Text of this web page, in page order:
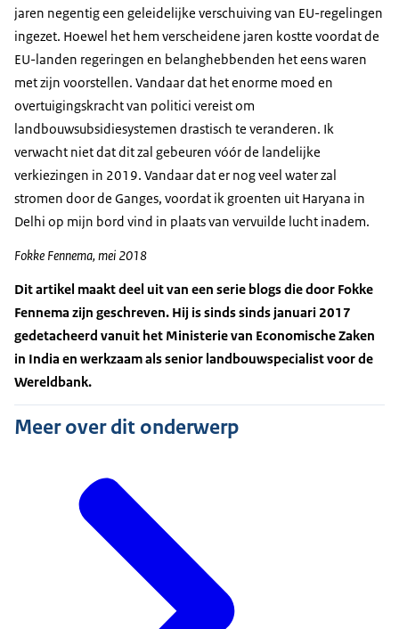
jaren negentig een geleidelijke verschuiving van EU-regelingen
ingezet. Hoewel het hem verscheidene jaren kostte voordat de
EU-landen regeringen en belanghebbenden het eens waren
met zijn voorstellen. Vandaar dat het enorme moed en
overtuigingskracht van politici vereist om
landbouwsubsidiesystemen drastisch te veranderen. Ik
verwacht niet dat dit zal gebeuren vóór de landelijke
verkiezingen in 2019. Vandaar dat er nog veel water zal
stromen door de Ganges, voordat ik groenten uit Haryana in
Delhi op mijn bord vind in plaats van vervuilde lucht inadem.
Fokke Fennema, mei 2018
Dit artikel maakt deel uit van een serie blogs die door Fokke
Fennema zijn geschreven. Hij is sinds sinds januari 2017
gedetacheerd vanuit het Ministerie van Economische Zaken
in India en werkzaam als senior landbouwspecialist voor de
Wereldbank.
Meer over dit onderwerp